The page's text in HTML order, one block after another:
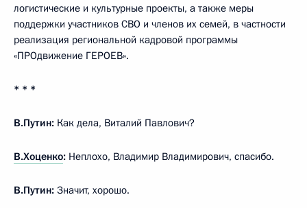
логистические и культурные проекты, а также меры
поддержки участников СВО и членов их семей, в частности
реализация региональной кадровой программы
«ПРОдвижение ГЕРОЕВ».
* * *
В.Путин: Как дела, Виталий Павлович?
В.Хоценко: Неплохо, Владимир Владимирович, спасибо.
В.Путин: Значит, хорошо.